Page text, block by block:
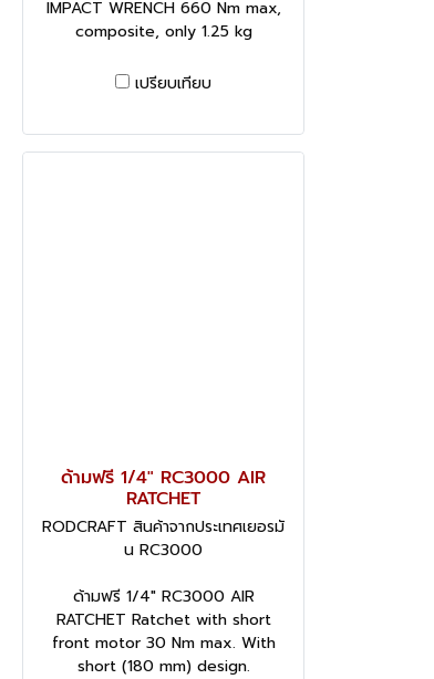
IMPACT WRENCH 660 Nm max,
composite, only 1.25 kg
เปรียบเทียบ
ด้ามฟรี 1/4" RC3000 AIR
RATCHET
RODCRAFT สินค้าจากประเทศเยอรมั
น RC3000
ด้ามฟรี 1/4" RC3000 AIR
RATCHET Ratchet with short
front motor 30 Nm max. With
short (180 mm) design.